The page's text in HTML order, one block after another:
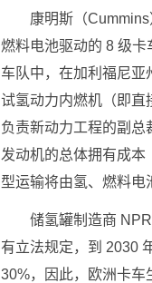
康明斯（
燃料电池驱动的 8 级
车队中，在加利福尼亚
试氢动力内燃机（即直
负责新动力工程的副总
发动机的总体拥有成本
型运输将由氢、燃料电
储氢罐制造商
有立法规定，到 2030
30%，因此，欧洲卡车